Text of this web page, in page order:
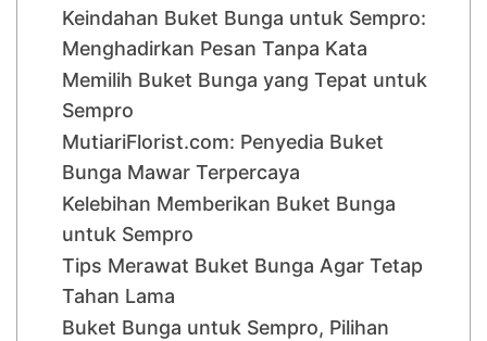
Keindahan Buket Bunga untuk Sempro:
Menghadirkan Pesan Tanpa Kata
Memilih Buket Bunga yang Tepat untuk
Sempro
MutiariFlorist.com: Penyedia Buket
Bunga Mawar Terpercaya
Kelebihan Memberikan Buket Bunga
untuk Sempro
Tips Merawat Buket Bunga Agar Tetap
Tahan Lama
Buket Bunga untuk Sempro, Pilihan